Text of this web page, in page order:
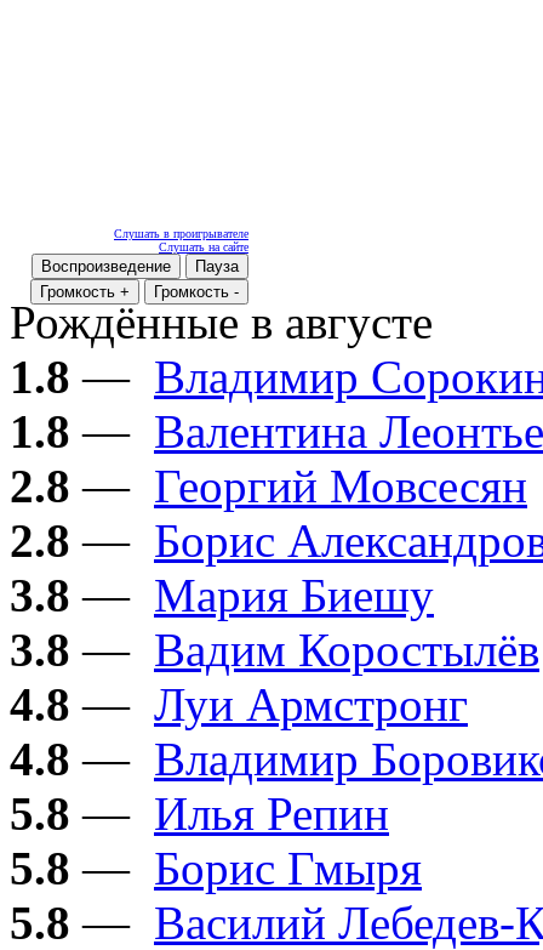
Слушать в проигрывателе
Слушать на сайте
Воспроизведение
Пауза
Громкость +
Громкость -
Рождённые в августе
1.8 — Владимир
1.8 — Валентина
2.8 — Георгий Мовсесян
2.8 — Борис
3.8 — Мария Биешу
3.8 — Вадим Коростылёв
4.8 — Луи Армстронг
4.8 — Владимир
5.8 — Илья Репин
5.8 — Борис Гмыря
5.8 — Василий Лебедев-